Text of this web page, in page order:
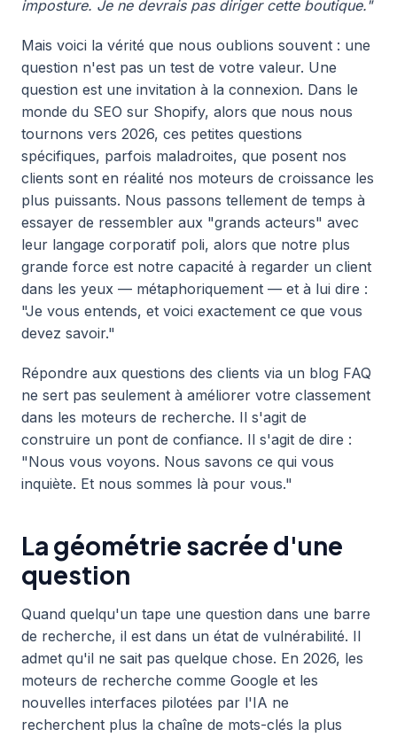
imposture. Je ne devrais pas diriger cette boutique."
Mais voici la vérité que nous oublions souvent : une
question n'est pas un test de votre valeur. Une
question est une invitation à la connexion. Dans le
monde du SEO sur Shopify, alors que nous nous
tournons vers 2026, ces petites questions
spécifiques, parfois maladroites, que posent nos
clients sont en réalité nos moteurs de croissance les
plus puissants. Nous passons tellement de temps à
essayer de ressembler aux "grands acteurs" avec
leur langage corporatif poli, alors que notre plus
grande force est notre capacité à regarder un client
dans les yeux — métaphoriquement — et à lui dire :
"Je vous entends, et voici exactement ce que vous
devez savoir."
Répondre aux questions des clients via un blog FAQ
ne sert pas seulement à améliorer votre classement
dans les moteurs de recherche. Il s'agit de
construire un pont de confiance. Il s'agit de dire :
"Nous vous voyons. Nous savons ce qui vous
inquiète. Et nous sommes là pour vous."
La géométrie sacrée d'une
question
Quand quelqu'un tape une question dans une barre
de recherche, il est dans un état de vulnérabilité. Il
admet qu'il ne sait pas quelque chose. En 2026, les
moteurs de recherche comme Google et les
nouvelles interfaces pilotées par l'IA ne
recherchent plus la chaîne de mots-clés la plus